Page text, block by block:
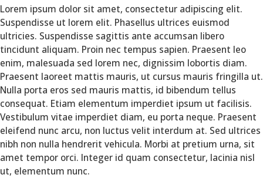
Lorem ipsum dolor sit amet, consectetur adipiscing elit.
Suspendisse ut lorem elit. Phasellus ultrices euismod
ultricies. Suspendisse sagittis ante accumsan libero
tincidunt aliquam. Proin nec tempus sapien. Praesent leo
enim, malesuada sed lorem nec, dignissim lobortis diam.
Praesent laoreet mattis mauris, ut cursus mauris fringilla ut.
Nulla porta eros sed mauris mattis, id bibendum tellus
consequat. Etiam elementum imperdiet ipsum ut facilisis.
Vestibulum vitae imperdiet diam, eu porta neque. Praesent
eleifend nunc arcu, non luctus velit interdum at. Sed ultrices
nibh non nulla hendrerit vehicula. Morbi at pretium urna, sit
amet tempor orci. Integer id quam consectetur, lacinia nisl
ut, elementum nunc.